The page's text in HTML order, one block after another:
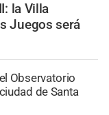
la Villa
Juegos será
Observatorio
de Santa